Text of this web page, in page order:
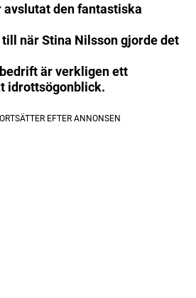
avslutat den fantastiska
när Stina Nilsson gjorde det
är verkligen ett
idrottsögonblick.